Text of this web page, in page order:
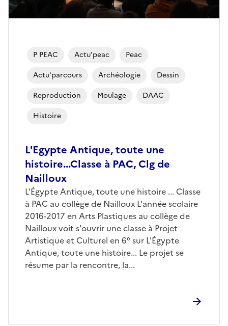
L'Egypte Antique, toute une
histoire...Classe à PAC, Clg de
Nailloux
L'Égypte Antique, toute une histoire ... Classe
à PAC au collège de Nailloux L'année scolaire
2016-2017 en Arts Plastiques au collège de
Nailloux voit s'ouvrir une classe à Projet
Artistique et Culturel en 6° sur L'Égypte
Antique, toute une histoire... Le projet se
résume par la rencontre, la...
P PEAC Actu'peac
Peac
Actu'parcours
Archéologie
Dessin
Reproduction
Moulage
DAAC
Histoire